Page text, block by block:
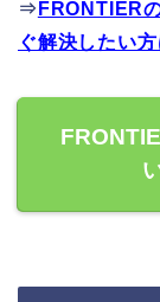
⇒ FRONTIER
ぐ解決したい